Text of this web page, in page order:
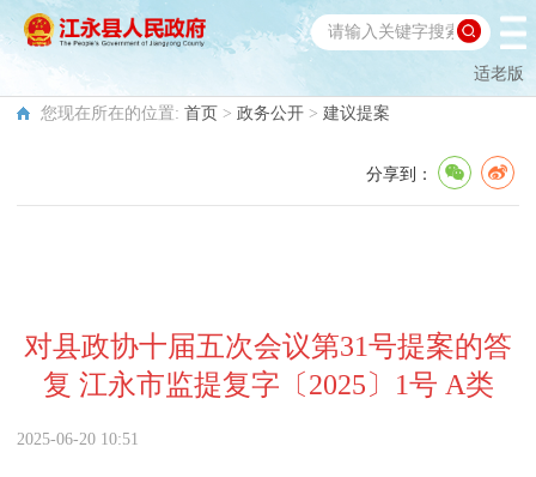
适老版
您现在所在的位置: 首页 > 政务公开 > 建议提案
分享到：
对县政协十届五次会议第31号提案的答
复 江永市监提复字〔2025〕1号 A类
2025-06-20 10:51